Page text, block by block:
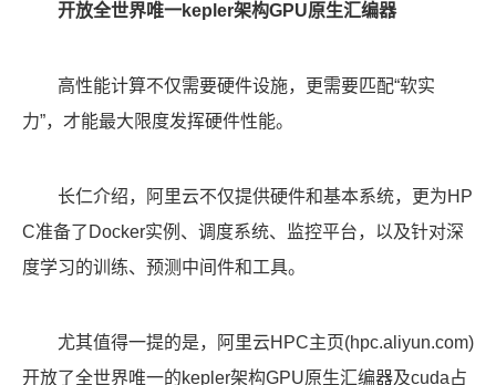
开放全世界唯一kepler架构GPU原生汇编器
高性能计算不仅需要硬件设施，更需要匹配“软实
力”，才能最大限度发挥硬件性能。
长仁介绍，阿里云不仅提供硬件和基本系统，更为HP
C准备了Docker实例、调度系统、监控平台，以及针对深
度学习的训练、预测中间件和工具。
尤其值得一提的是，阿里云HPC主页(hpc.aliyun.com)
开放了全世界唯一的kepler架构GPU原生汇编器及cuda占